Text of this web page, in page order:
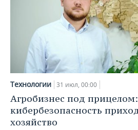
Технологии 31 июл, 00:00
Агробизнес под
кибербезопасность
хозяйство